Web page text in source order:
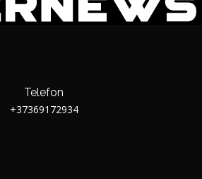
Telefon
+37369172934